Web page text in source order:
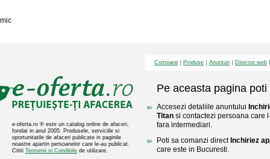
mic
e-oferta.ro ® este un catalog online de afaceri,
fondat in anul 2005. Produsele, serviciile si
oportunitatile de afaceri publicate in paginile
noastre apartin persoanelor care le-au publicat.
Cititi Termenii si Conditiile de utilizare.
Companii Produse Anunturi Director web
Pe aceasta pagina poti
Accesezi detaliile anuntului
Titan si contactezi persoana care
fara intermediari.
Poti sa comanzi direct Inchiriez
care este in Bucuresti.